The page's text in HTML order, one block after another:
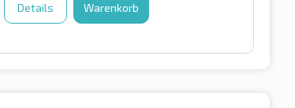
Details Warenkorb